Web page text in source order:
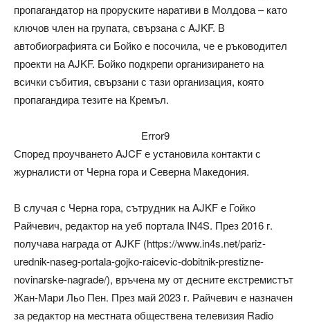
пропагандатор на проруските наративи в Молдова – като
ключов член на групата, свързана с AJKF. В
автобиографията си Бойко е посочила, че е ръководител
проекти на AJKF. Бойко подкрепи организирането на
всички събития, свързани с тази организация, която
пропагандира тезите на Кремъл.
Error9
Според проучването AJCF е установила контакти с
журналисти от Черна гора и Северна Македония.
В случая с Черна гора, сътрудник на AJKF е Гойко
Райчевич, редактор на уеб портала IN4S. През 2016 г.
получава награда от AJKF (https://www.in4s.net/pariz-
urednik-naseg-portala-gojko-raicevic-dobitnik-prestizne-
novinarske-nagrade/), връчена му от десните екстремистът
Жан-Мари Льо Пен. През май 2023 г. Райчевич е назначен
за редактор на местната обществена телевизия Radio